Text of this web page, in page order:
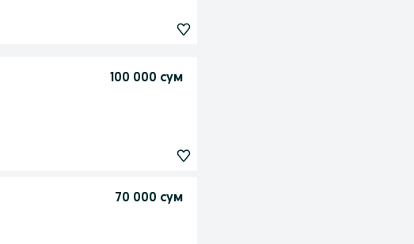
100 000 сум
70 000 сум